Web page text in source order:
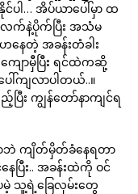
င်ပါ… အိပ်ယာပေါ်မှာ ထ
လက်နဲ့ပိုက်ပြီး အသံမ
နေတဲ့ အခန်းတံခါး
ျောမှီပြီး ရင်ထဲကဆို့
ကျလာပါတယ်..။
း ကျွန်တော်နာကျင်ရ
ဘဲ ကျိတ်မှိတ်ခံနေရတာ
ပြီး.. အခန်းထဲကို ဝင်
မဲ့ သူ့ရဲ့ခြေလှမ်းတွေ